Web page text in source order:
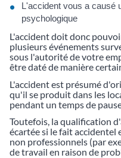
L'accident vous a causé
psychologique
L'accident doit donc
plusieurs événements
sous l'autorité de votre
être daté de manière
L'accident est présumé
qu'il se produit dans les
pendant un temps de
Toutefois, la qualification
écartée si le fait accidentel
non professionnels (par
de travail en raison de